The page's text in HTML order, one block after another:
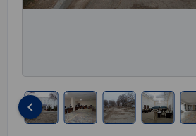
keyboard_arrow_left